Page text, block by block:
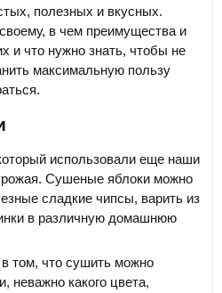
полезных и вкусных.
в чем преимущества и
и что нужно знать, чтобы не
максимальную пользу
использовали еще наши
Сушеные яблоки можно
сладкие чипсы, варить из
в различную домашнюю
том, что сушить можно
неважно какого цвета,